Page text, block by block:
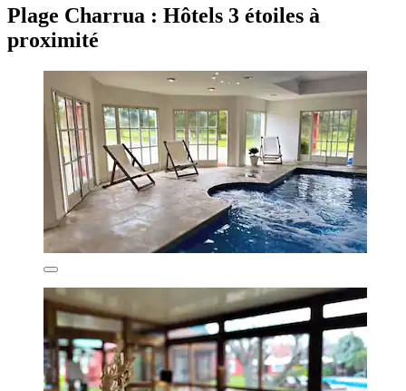
Plage Charrua : Hôtels 3 étoiles à
proximité